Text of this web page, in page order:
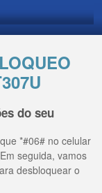
do seu
*#06# no celular
seguida, vamos
desbloquear o